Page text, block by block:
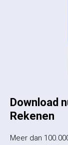
Download
Rekenen
Meer dan